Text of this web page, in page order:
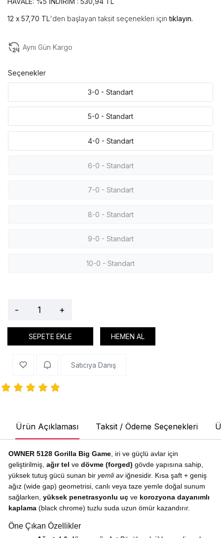
57,70 TL'den başlayan taksit seçenekleri içintıklayın.
Aynı Gün Kargo
Seçenekler
3-0 - Standart
5-0 - Standart
4-0 - Standart
6-0 - Standart
7-0 - Standart
8-0 - Standart
9-0 - Standart
10-0 - Standart
- +
SEPETE EKLE HEMEN AL
Satıcıya Danış
Ürün Açıklaması Taksit / Ödeme Seçenekleri
OWNER 5128 Gorilla Big Game, iri ve güçlü avlar için
geliştirilmiş, ağır tel ve dövme (forged) gövde yapısına sahip,
yüksek tutuş gücü sunan bir yemli aviğnesidir. Kısa şaft + geniş
ağız (wide gap) geometrisi, canlı veya taze yemle doğal sunum
sağlarken, yüksek penetrasyonlu uçve korozyona dayanımlı
kaplama(black chrome) tuzlu suda uzun ömür kazandırır.
Öne Çıkan Özellikler